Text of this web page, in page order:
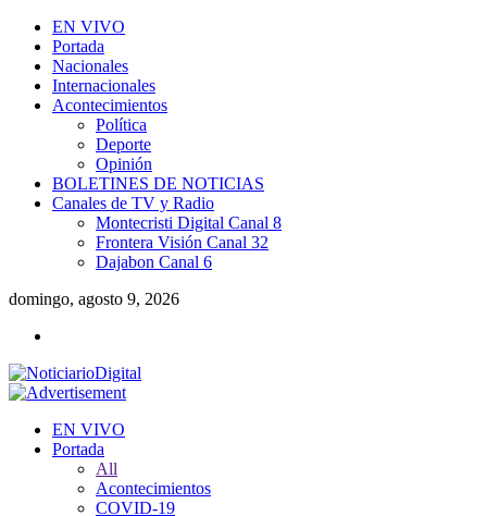
EN VIVO
Portada
Nacionales
Internacionales
Acontecimientos
Política
Deporte
Opinión
BOLETINES DE NOTICIAS
Canales de TV y Radio
Montecristi Digital Canal 8
Frontera Visión Canal 32
Dajabon Canal 6
domingo, agosto 9, 2026
EN VIVO
Portada
All
Acontecimientos
COVID-19